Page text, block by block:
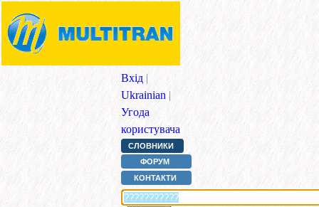
Вхід |
Ukrainian |
Угода
користувача
СЛОВНИКИ
ФОРУМ
КОНТАКТИ